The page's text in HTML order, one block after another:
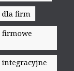
dla firm
firmowe
integracyjne